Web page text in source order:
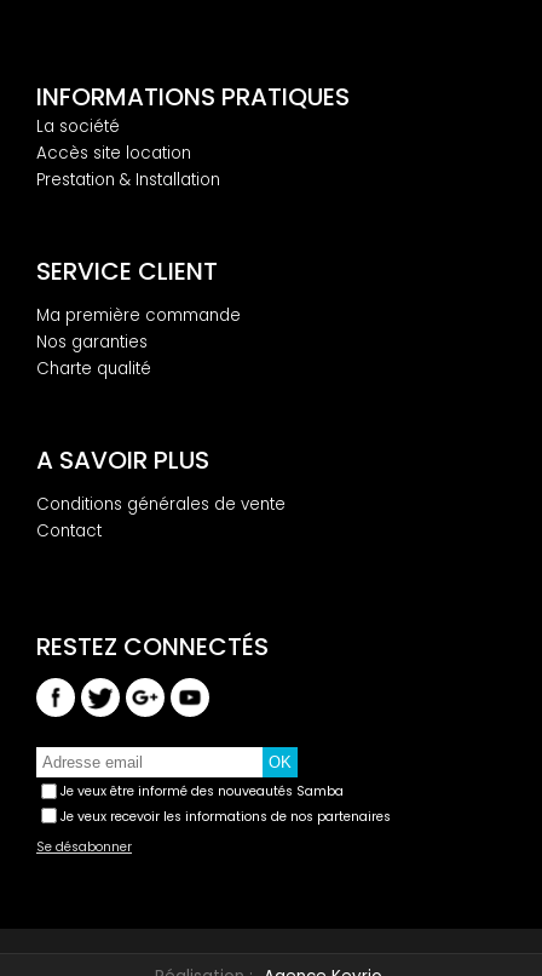
INFORMATIONS PRATIQUES
La société
Accès site location
Prestation & Installation
SERVICE CLIENT
Ma première commande
Nos garanties
Charte qualité
A SAVOIR PLUS
Conditions générales de vente
Contact
Je veux être informé des nouveautés Samba
Je veux recevoir les informations de nos partenaires
Se désabonner